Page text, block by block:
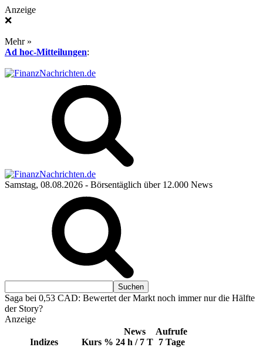
Anzeige
❌
Mehr »
Ad hoc-Mitteilungen:
Samstag, 08.08.2026 - Börsentäglich über 12.000 News
Saga bei 0,53 CAD: Bewertet der Markt noch immer nur die Hälfte
der Story?
Anzeige
Indizes Kurs %
News
24 h / 7 T
Aufrufe
7 Tage